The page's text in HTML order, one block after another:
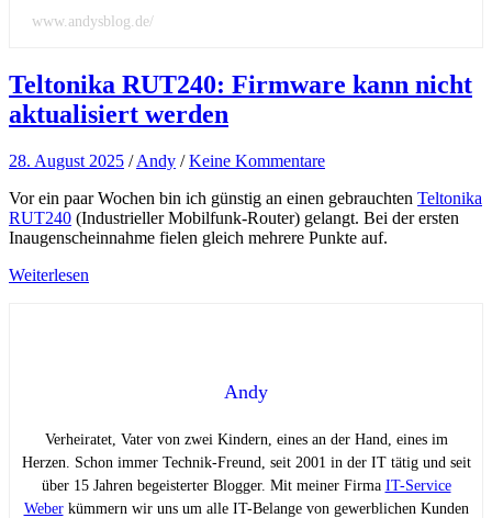
www.andysblog.de/
Teltonika RUT240: Firmware kann nicht
aktualisiert werden
28. August 2025 /Andy /Keine Kommentare
Vor ein paar Wochen bin ich günstig an einen gebrauchten Teltonika
RUT240 (Industrieller Mobilfunk-Router) gelangt. Bei der ersten
Inaugenscheinnahme fielen gleich mehrere Punkte auf.
Weiterlesen
Andy
Verheiratet, Vater von zwei Kindern, eines an der Hand, eines im
Herzen. Schon immer Technik-Freund, seit 2001 in der IT tätig und seit
über 15 Jahren begeisterter Blogger. Mit meiner Firma IT-Service
Weberkümmern wir uns um alle IT-Belange von gewerblichen Kunden